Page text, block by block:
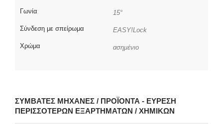
Γωνία 15°
Σύνδεση με σπείρωμα EASY!Lock
Χρώμα ασημένιο
ΣΥΜΒΑΤΈΣ ΜΗΧΑΝΈΣ / ΠΡΟΪΌΝΤΑ - ΕΎΡΕΣΗ
ΠΕΡΙΣΣΌΤΕΡΩΝ ΕΞΑΡΤΗΜΆΤΩΝ / ΧΗΜΙΚΏΝ